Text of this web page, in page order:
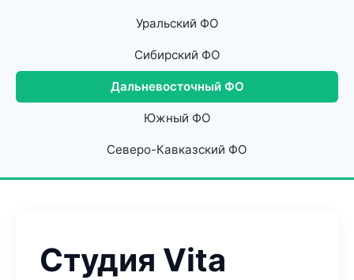
Уральский ФО
Сибирский ФО
Дальневосточный ФО
Южный ФО
Северо-Кавказский ФО
Студия Vita